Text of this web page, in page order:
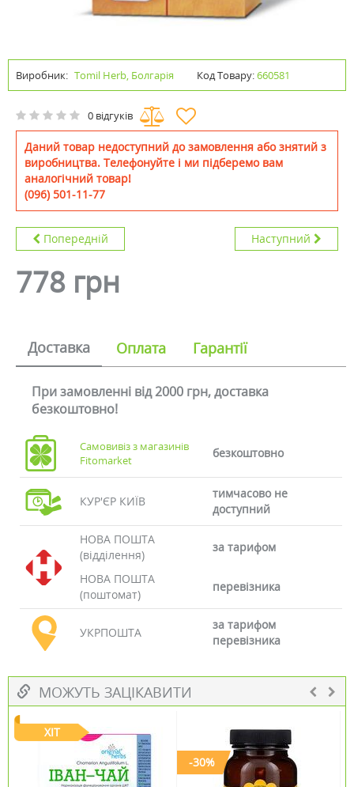
Виробник: Tomil Herb, Болгарія Код Товару:660581
0 відгуків
Даний товар недоступний до замовлення або знятий з
виробництва. Телефонуйте і ми підберемо вам
аналогічний товар!
(096) 501-11-77
Попередній Наступний
778 грн
Доставка Оплата Гарантії
При замовленні від 2000 грн, доставка
безкоштовно!
Самовивіз з магазинів
Fitomarket
безкоштовно
КУР'ЄР КИЇВ
тимчасово не
доступний
НОВА ПОШТА
(відділення)
за тарифом
НОВА ПОШТА
(поштомат)
перевізника
УКРПОШТА
за тарифом
перевізника
МОЖУТЬ ЗАЦІКАВИТИ
ХІТ
-30%